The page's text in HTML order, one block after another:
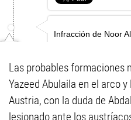
Las probables formaciones
Yazeed Abulaila en el arco
Austria, con la duda de
lesionado ante los